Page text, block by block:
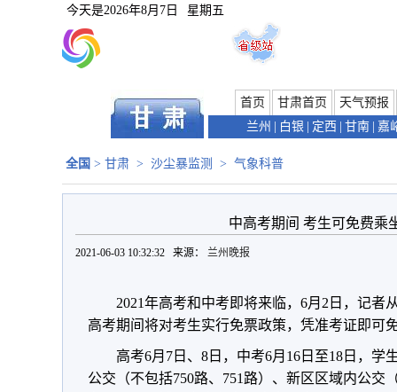
今天是2026年8月7日 星期五
首页 甘肃首页
天气预报
兰州
白银 定西 甘南 嘉
全国 > 甘肃 > 沙尘暴监测 > 气象科普
中高考期间 考生可免费乘
2021-06-03 10:32:32 来源： 兰州晚报
2021年高考和中考即将来临，6月2日，记者
高考期间将对考生实行免票政策，凭准考证即可
高考6月7日、8日，中考6月16日至18日，学
公交（不包括750路、751路）、新区区域内公交